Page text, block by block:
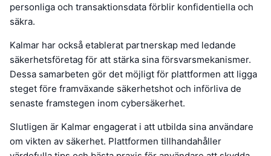
personliga och transaktionsdata förblir konfidentiella och
säkra.
Kalmar har också etablerat partnerskap med ledande
säkerhetsföretag för att stärka sina försvarsmekanismer.
Dessa samarbeten gör det möjligt för plattformen att ligga
steget före framväxande säkerhetshot och införliva de
senaste framstegen inom cybersäkerhet.
Slutligen är Kalmar engagerat i att utbilda sina användare
om vikten av säkerhet. Plattformen tillhandahåller